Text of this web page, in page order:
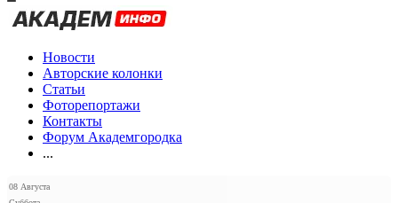
Новости
Авторские колонки
Статьи
Фоторепортажи
Контакты
Форум Академгородка
...
08 Августа